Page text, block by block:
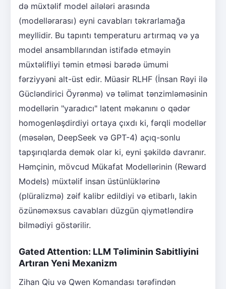
də müxtəlif model ailələri arasında
(modellərarası) eyni cavabları təkrarlamağa
meyllidir. Bu tapıntı temperaturu artırmaq və ya
model ansambllarından istifadə etməyin
müxtəlifliyi təmin etməsi barədə ümumi
fərziyyəni alt-üst edir. Müasir RLHF (İnsan Rəyi ilə
Gücləndirici Öyrənmə) və təlimat tənzimləməsinin
modellərin "yaradıcı" latent məkanını o qədər
homogenləşdirdiyi ortaya çıxdı ki, fərqli modellər
(məsələn, DeepSeek və GPT-4) açıq-sonlu
tapşırıqlarda demək olar ki, eyni şəkildə davranır.
Həmçinin, mövcud Mükafat Modellərinin (Reward
Models) müxtəlif insan üstünlüklərinə
(plüralizmə) zəif kalibr edildiyi və etibarlı, lakin
özünəməxsus cavabları düzgün qiymətləndirə
bilmədiyi göstərilir.
Gated Attention: LLM Təliminin Sabitliyini
Artıran Yeni Mexanizm
Zihan Qiu və Qwen Komandası tərəfindən